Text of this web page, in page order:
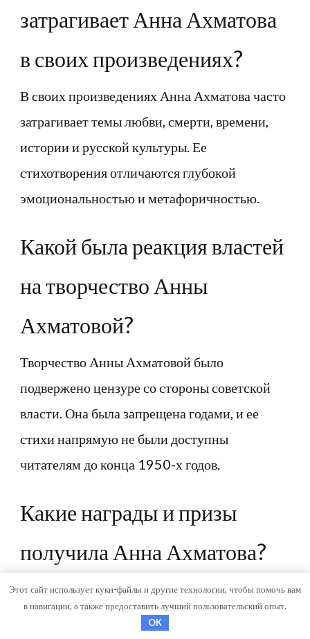
затрагивает Анна Ахматова
в своих произведениях?
В своих произведениях Анна Ахматова часто
затрагивает темы любви, смерти, времени,
истории и русской культуры. Ее
стихотворения отличаются глубокой
эмоциональностью и метафоричностью.
Какой была реакция властей
на творчество Анны
Ахматовой?
Творчество Анны Ахматовой было
подвержено цензуре со стороны советской
власти. Она была запрещена годами, и ее
стихи напрямую не были доступны
читателям до конца 1950-х годов.
Какие награды и призы
получила Анна Ахматова?
Анна Ахматова была награждена
множеством престижных премий, включая
Этот сайт использует куки-файлы и другие технологии, чтобы помочь вам
в навигации, а также предоставить лучший пользовательский опыт.
OK